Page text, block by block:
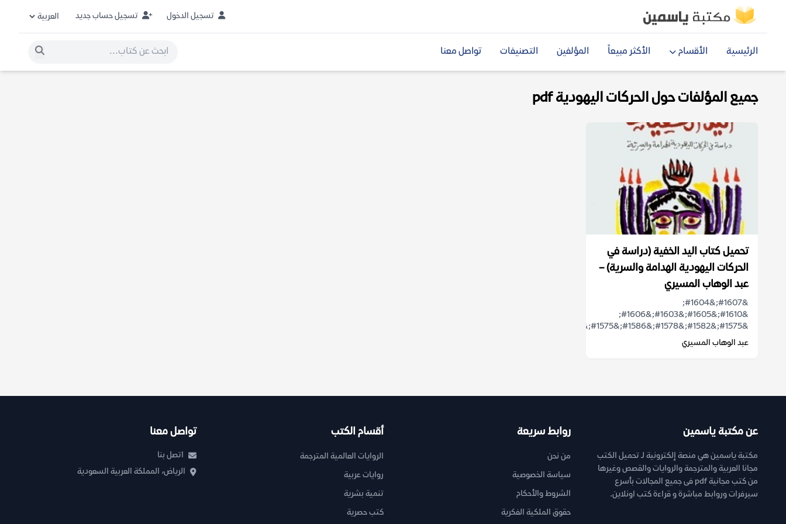
تسجيل الدخول تسجيل حساب جديد
الرئيسية الأقسام الأكثر مبيعاً المؤلفين التصنيفات تواصل معنا
جميع المؤلفات حول الحركات اليهودية pdf
تحميل كتاب اليد الخفية (دراسة في
الحركات اليهودية الهدامة والسرية) –
عبد الوهاب المسيري
&#1607;&#1604;
&#1610;&#1605;&#1603;&#1606;
&#1575;&#1582;&#1578;&#1586;&#1575;&...
عبد الوهاب المسيري
عن مكتبة ياسمين
مكتبة ياسمين هي منصة إلكترونية لـ تحميل الكتب
مجانا العربية والمترجمة والروايات والقصص وغيرها
من كتب مجانية pdf فى جميع المجالات بأسرع
سيرفرات وروابط مباشرة و قراءة كتب اونلاين.
روابط سريعة
من نحن
سياسة الخصوصية
الشروط والأحكام
حقوق الملكية الفكرية
أقسام الكتب
الروايات العالمية المترجمة
روايات عربية
تنمية بشرية
كتب حصرية
تواصل معنا
اتصل بنا
الرياض، المملكة العربية السعودية